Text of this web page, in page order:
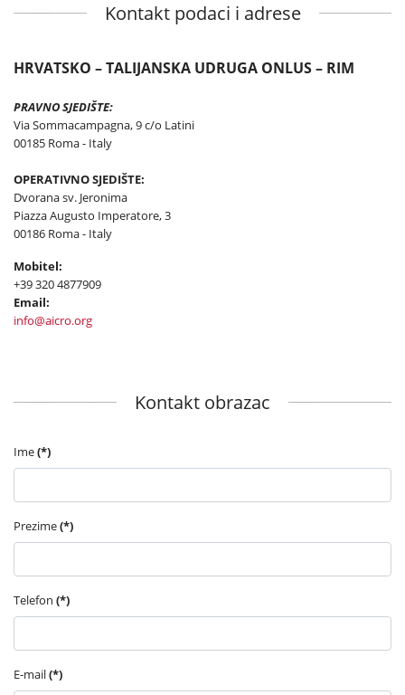
Kontakt podaci i adrese
HRVATSKO – TALIJANSKA UDRUGA ONLUS – RIM
PRAVNO SJEDIŠTE:
Via Sommacampagna, 9 c/o Latini
00185 Roma - Italy
OPERATIVNO SJEDIŠTE:
Dvorana sv. Jeronima
Piazza Augusto Imperatore, 3
00186 Roma - Italy
Mobitel:
+39 320 4877909
Email:
info@aicro.org
Kontakt obrazac
Ime(*)
Prezime(*)
Telefon (*)
E-mail(*)